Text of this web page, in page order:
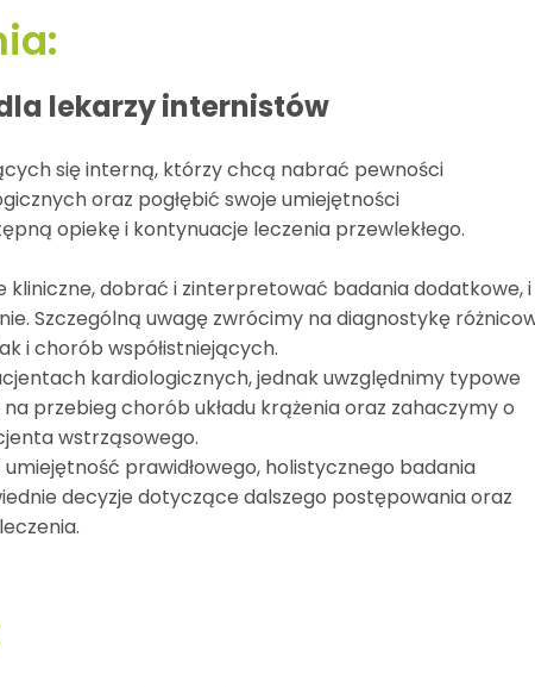
lekarzy internistów
się interną, którzy chcą nabrać pewności
oraz pogłębić swoje umiejętności
opiekę i kontynuacje leczenia przewlekłego.
dobrać i zinterpretować badania dodatkowe,
Szczególną uwagę zwrócimy na diagnostykę
i chorób współistniejących.
kardiologicznych, jednak uwzględnimy typowe
przebieg chorób układu krążenia oraz zahaczymy o
wstrząsowego.
prawidłowego, holistycznego badania
decyzje dotyczące dalszego postępowania oraz